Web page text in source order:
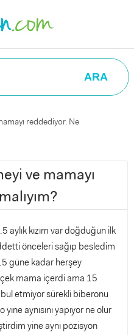
ARA
reddediyor. Ne
ve mamayı
aylık kızım var doğduğun ilk
önceleri sağıp besledim
güne kadar herşey
mama içerdi ama 15
etmiyor sürekli biberonu
aynısını yapıyor ne olur
yine aynı pozisyon